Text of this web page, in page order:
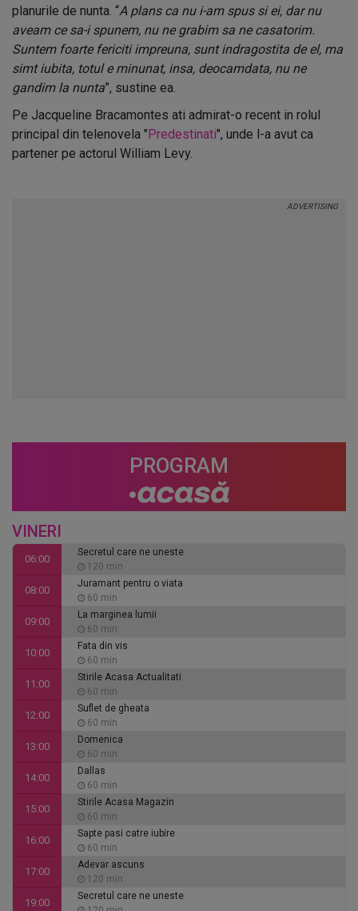
planurile de nunta. “A plans ca nu i-am spus si ei, dar nu
aveam ce sa-i spunem, nu ne grabim sa ne casatorim.
Suntem foarte fericiti impreuna, sunt indragostita de el, ma
simt iubita, totul e minunat, insa, deocamdata, nu ne
gandim la nunta”, sustine ea.
Pe Jacqueline Bracamontes ati admirat-o recent in rolul
principal din telenovela "Predestinati", unde l-a avut ca
partener pe actorul William Levy.
PROGRAM
VINERI
06:00
Secretul care ne uneste
120 min
08:00
Juramant pentru o viata
60 min
09:00
La marginea lumii
60 min
10:00
Fata din vis
60 min
11:00
Stirile Acasa Actualitati
60 min
12:00
Suflet de gheata
60 min
13:00
Domenica
60 min
14:00
Dallas
60 min
15:00
Stirile Acasa Magazin
60 min
16:00
Sapte pasi catre iubire
60 min
17:00
Adevar ascuns
120 min
19:00
Secretul care ne uneste